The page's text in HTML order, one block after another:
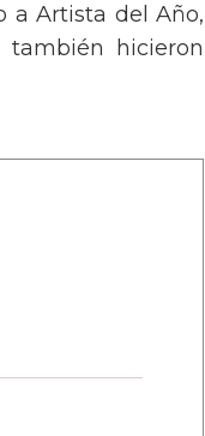
a Artista del Año,
también hicieron